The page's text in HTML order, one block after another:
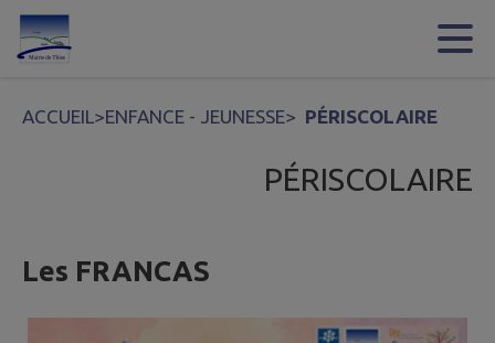
Contenu
ACCUEIL>ENFANCE - JEUNESSE> PÉRISCOLAIRE
PÉRISCOLAIRE
Les FRANCAS